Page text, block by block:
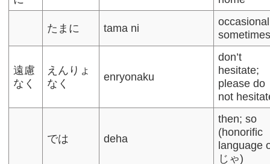
たまに tama ni
遠慮
なく
えんりょ
なく
enryonaku
don’t
hesitate;
please do
not
では deha
then; so
(honorific
language
じゃ)